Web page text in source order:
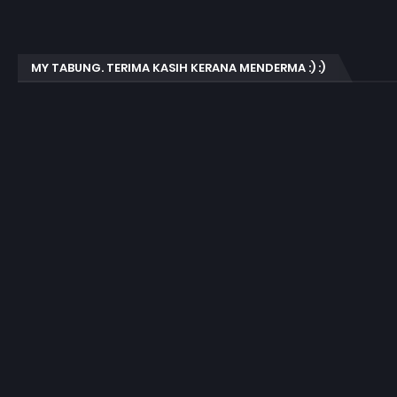
MY TABUNG. TERIMA KASIH KERANA MENDERMA :) :)